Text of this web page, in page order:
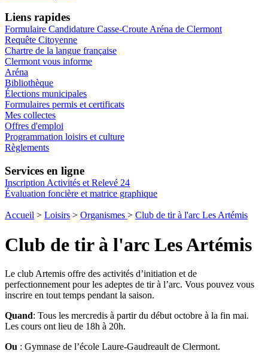
Liens rapides
Formulaire Candidature Casse-Croute Aréna de Clermont
Requête Citoyenne
Chartre de la langue française
Clermont vous informe
Aréna
Bibliothèque
Élections municipales
Formulaires permis et certificats
Mes collectes
Offres d'emploi
Programmation loisirs et culture
Règlements
Services en ligne
Inscription Activités et Relevé 24
Évaluation foncière et matrice graphique
Accueil > Loisirs > Organismes > Club de tir à l'arc Les Artémis
Club de tir à l'arc Les Artémis
Le club Artemis offre des activités d’initiation et de
perfectionnement pour les adeptes de tir à l’arc. Vous pouvez vous
inscrire en tout temps pendant la saison.
Quand: Tous les mercredis à partir du début octobre à la fin mai.
Les cours ont lieu de 18h à 20h.
Ou : Gymnase de l’école Laure-Gaudreault de Clermont.